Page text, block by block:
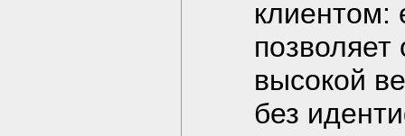
клиентом:
высокой
без